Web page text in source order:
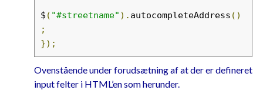
$ ( "#streetname" ). autocompleteAddress ()
;
});
Ovenstående under forudsætning af at der er defineret
input felter i HTML’en som herunder.